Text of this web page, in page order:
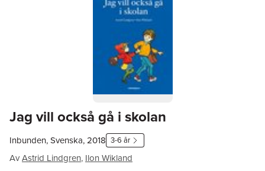
Jag vill också gå i skolan
Inbunden, Svenska, 2018 3-6 år
AvAstrid Lindgren, Ilon Wikland